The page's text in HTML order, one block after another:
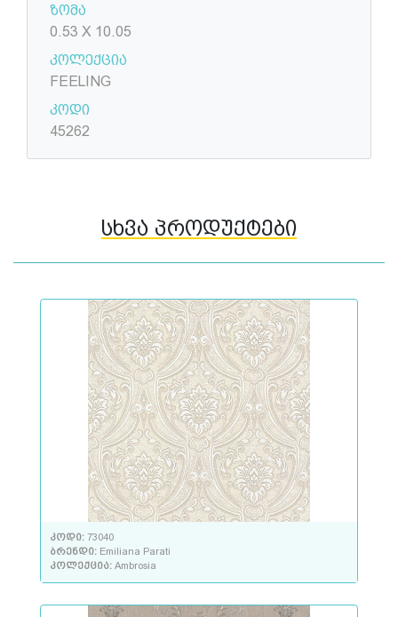
ზომა
0.53 X 10.05
კოლექცია
FEELING
კოდი
45262
სხვა პროდუქტები
კოდი: 73040
ბრენდი: Emiliana Parati
კოლექცია: Ambrosia